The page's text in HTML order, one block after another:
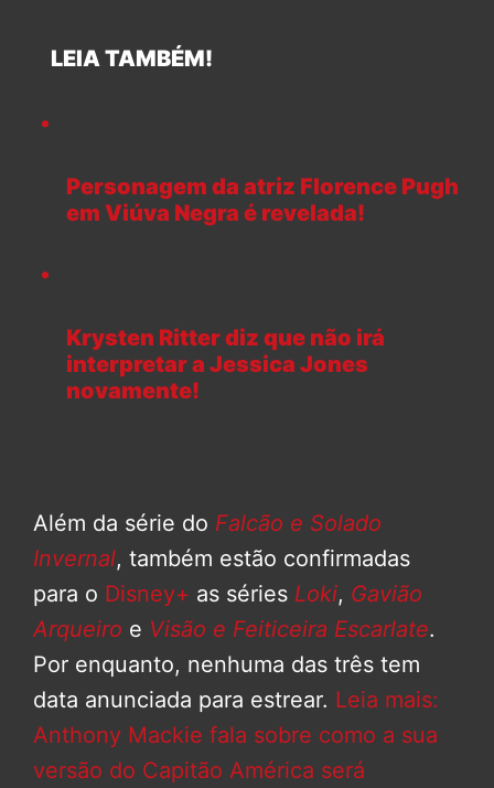
LEIA TAMBÉM!
Personagem da atriz Florence Pugh
em Viúva Negra é revelada!
Krysten Ritter diz que não irá
interpretar a Jessica Jones
novamente!
Além da série do Falcão e Solado
Invernal, também estão confirmadas
para o Disney+ as séries Loki, Gavião
Arqueiro e Visão e Feiticeira Escarlate.
Por enquanto, nenhuma das três tem
data anunciada para estrear. Leia mais:
Anthony Mackie fala sobre como a sua
versão do Capitão América será